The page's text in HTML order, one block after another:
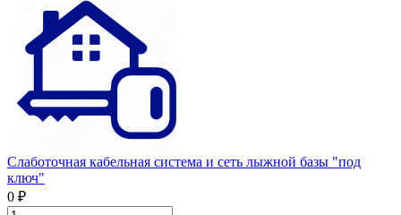
Слаботочная кабельная система и сеть лыжной базы "под
ключ"
0 ₽